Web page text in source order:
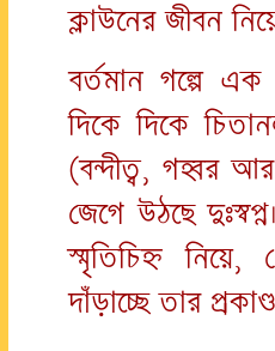
ক্লাউনের জীবন
বর্তমান গল্পে এক
দিকে দিকে
(বন্দীত্ব, গহ্বর
জেগে উঠছে
স্মৃতিচিহ্ন নিয়ে,
দাঁড়াচ্ছে তার